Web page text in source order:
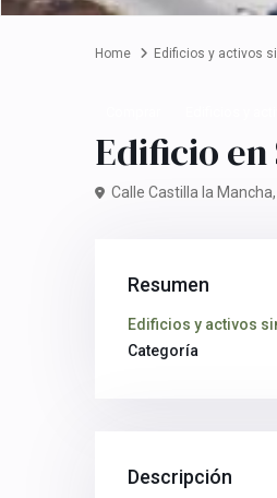
Home Edificios y activos
Edificio en
Calle Castilla la
Resumen
Edificios y activos
Categoría
Descripción